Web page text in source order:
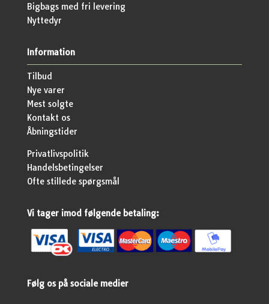
Bigbags med fri levering
Nyttedyr
Information
Tilbud
Nye varer
Mest solgte
Kontakt os
Åbningstider
Privatlivspolitik
Handelsbetingelser
Ofte stillede spørgsmål
Vi tager imod følgende betaling:
Følg os på sociale medier